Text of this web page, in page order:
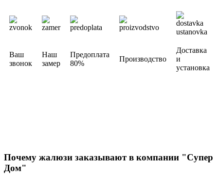
Ваш
звонок
Наш
замер
Предоплата
80%
Производство
Доставка
и
установка
Почему жалюзи заказывают в компании "Супер
Дом"